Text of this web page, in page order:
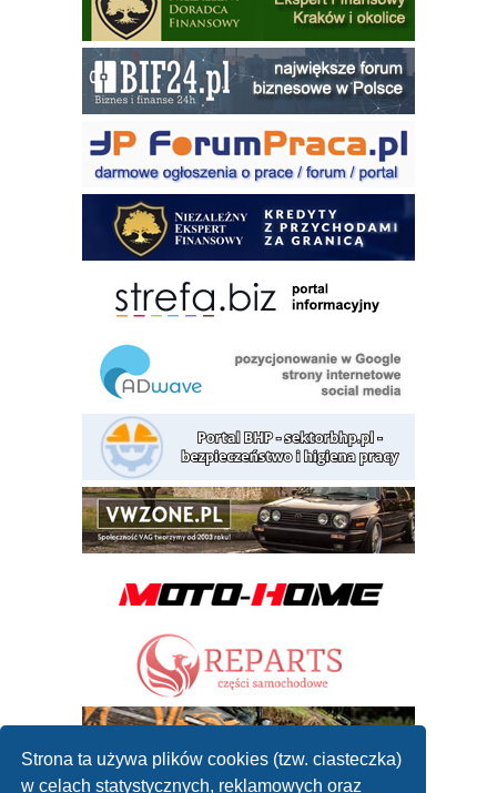
Strona ta używa plików cookies (tzw. ciasteczka)
w celach statystycznych, reklamowych oraz